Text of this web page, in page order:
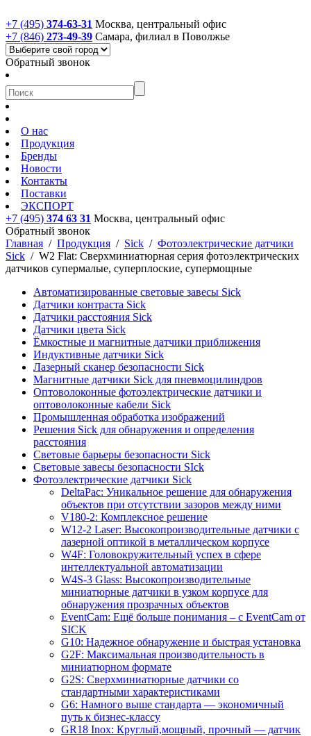
+7 (495) 374-63-31 Москва, центральный офис
+7 (846) 273-49-39 Самара, филиал в Поволжье
Обратный звонок
О нас
Продукция
Бренды
Новости
Контакты
Поставки
ЭКСПОРТ
+7 (495) 374 63 31 Москва, центральный офис
Обратный звонок
Главная / Продукция / Sick / Фотоэлектрические датчики
Sick / W2 Flat: Сверхминиатюрная серия фотоэлектрических
датчиков супермалые, суперплоские, супермощные
Автоматизированные световые завесы Sick
Датчики контраста Sick
Датчики расстояния Sick
Датчики цвета Sick
Ёмкостные и магнитные датчики приближения
Индуктивные датчики Sick
Лазерный сканер безопасности Sick
Магнитные датчики Sick для пневмоцилиндров
Оптоволоконные фотоэлектрические датчики и
оптоволоконные кабели Sick
Промышленная обработка изображений
Решения Sick для обнаружения и определения
расстояния
Световые барьеры безопасности Sick
Световые завесы безопасности SIck
Фотоэлектрические датчики Sick
DeltaPac: Уникальное решение для обнаружения
объектов при отсутствии зазоров между ними
V180-2: Комплексное решение
W12-2 Laser: Высокопроизводительные датчики с
лазерной оптикой в металлическом корпусе
W4F: Головокружительный успех в сфере
интеллектуальной автоматизации
W4S-3 Glass: Высокопроизводительные
миниатюрные датчики в узком корпусе для
обнаружения прозрачных объектов
EventCam: Ещё больше понимания – с EventCam от
SICK
G10: Надежное обнаружение и быстрая установка
G2F: Максимальная производительность в
миниатюрном формате
G2S: Сверхминиатюрные датчики со
стандартными характеристиками
G6: Намного выше стандарта — экономичный
путь к бизнес-классу
GR18 Inox: Круглый,мощный, прочный — датчик